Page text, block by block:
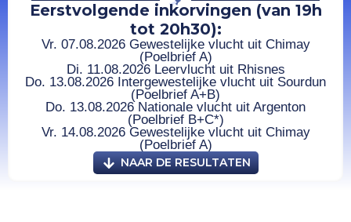
Eerstvolgende inkorvingen (van 19h
tot 20h30):
Vr. 07.08.2026 Gewestelijke vlucht uit Chimay
(Poelbrief A)
Di. 11.08.2026 Leervlucht uit Rhisnes
Do. 13.08.2026 Intergewestelijke vlucht uit Sourdun
(Poelbrief A+B)
Do. 13.08.2026 Nationale vlucht uit Argenton
(Poelbrief B+C*)
Vr. 14.08.2026 Gewestelijke vlucht uit Chimay
(Poelbrief A)
NAAR DE RESULTATEN